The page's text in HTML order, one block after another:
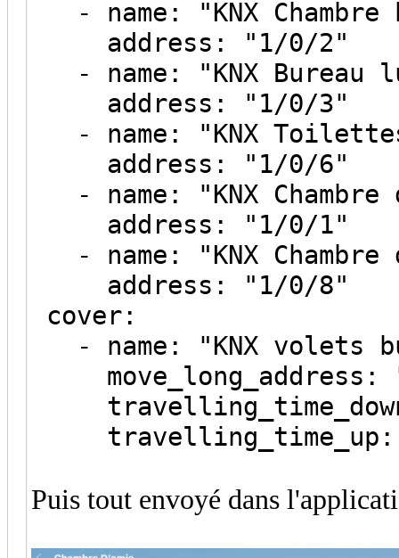
- name: "KNX Chambre
address: "1/0/2"
- name: "KNX Bureau
address: "1/0/3"
- name: "KNX
address: "1/0/6"
- name: "KNX
address: "1/0/1"
- name: "KNX
address: "1/0/8"
cover:
- name: "KNX volets
move_long_address:
travelling_time_up:
Puis tout envoyé dans